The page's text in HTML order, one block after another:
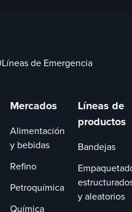
Líneas de Emergencia
Mercados
Alimentación
y bebidas
Refino
Petroquímica
Química
Líneas de
productos
Bandejas
y aleatorios